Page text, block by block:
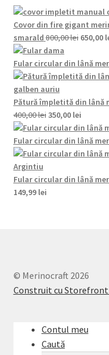
Covor din fire gigant
smarald 800,00lei Prețul
a
fost:
650,00
Fular circular din lână
Pătură împletită din lână
400,00lei Prețul
inițial
a
fost:
350,00 leiPrețul
curent
este:
350,00
Fular circular din lână
Fular circular din lână
Prețul
149,99 leiPrețul
© Merinocraft 2026
Construit cu Storefront
Contul meu
Caută